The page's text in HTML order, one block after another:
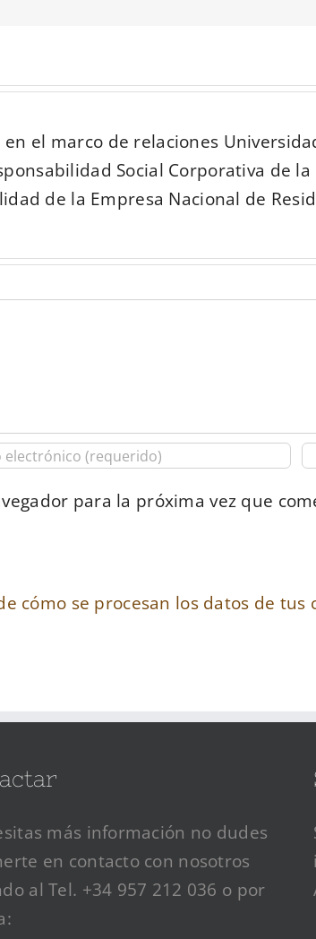
el marco de relaciones
Social Corporativa de
de la Empresa Nacional de
para la próxima vez que
cómo se procesan los datos de tus
más información no dudes
en contacto con nosotros
al Tel. +34 957 212 036 o por